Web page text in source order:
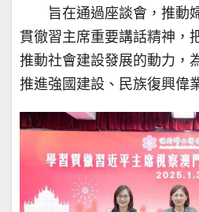
旨在通過座談會，推動
貫徹習主席重要講話精神，
推動社會建設發展的動力，
推進強國建設、民族復興偉